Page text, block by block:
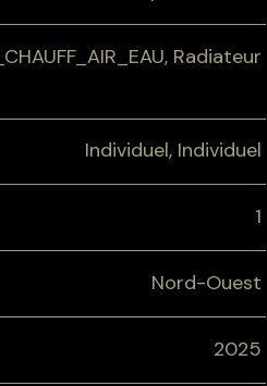
Radiateur
Individuel, Individuel
1
Nord-Ouest
2025